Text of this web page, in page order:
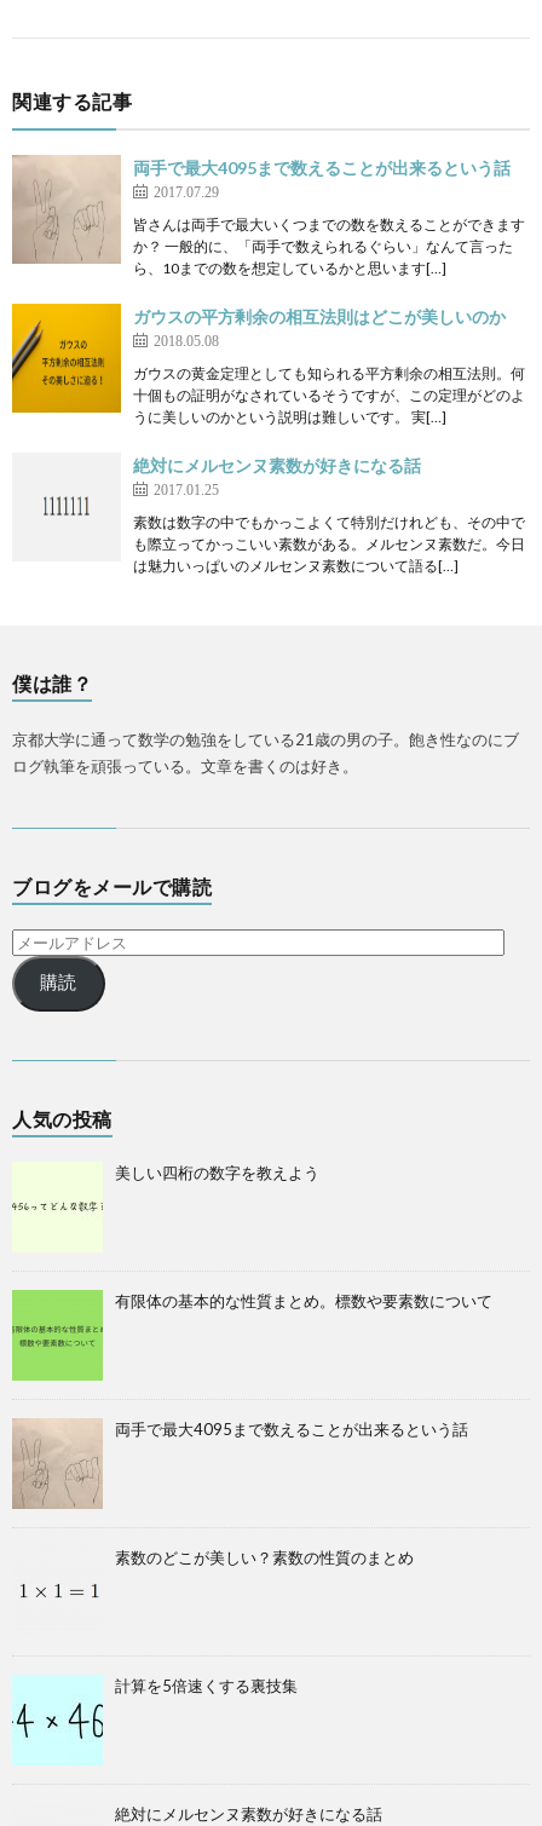
関連する記事
両手で最大4095まで数えることが出来るという話
2017.07.29
皆さんは両手で最大いくつまでの数を数えることができます
か？ 一般的に、「両手で数えられるぐらい」なんて言った
ら、10までの数を想定しているかと思います[…]
ガウスの平方剰余の相互法則はどこが美しいのか
2018.05.08
ガウスの黄金定理としても知られる平方剰余の相互法則。何
十個もの証明がなされているそうですが、この定理がどのよ
うに美しいのかという説明は難しいです。 実[…]
絶対にメルセンヌ素数が好きになる話
2017.01.25
素数は数字の中でもかっこよくて特別だけれども、その中で
も際立ってかっこいい素数がある。メルセンヌ素数だ。今日
は魅力いっぱいのメルセンヌ素数について語る[…]
僕は誰？
京都大学に通って数学の勉強をしている21歳の男の子。飽き性なのにブ
ログ執筆を頑張っている。文章を書くのは好き。
ブログをメールで購読
購読
人気の投稿
美しい四桁の数字を教えよう
有限体の基本的な性質まとめ。標数や要素数について
両手で最大4095まで数えることが出来るという話
素数のどこが美しい？素数の性質のまとめ
計算を5倍速くする裏技集
絶対にメルセンヌ素数が好きになる話